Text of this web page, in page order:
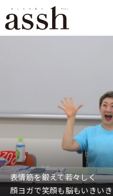
表情筋を鍛えて若々しく
顔ヨガで笑顔も脳もいきいき